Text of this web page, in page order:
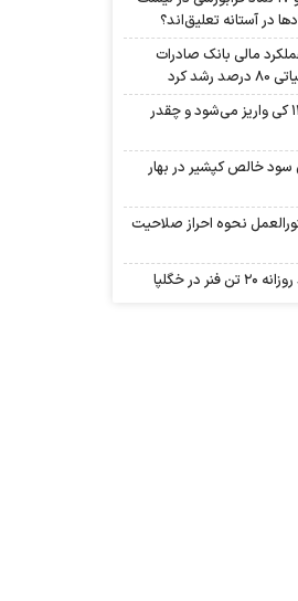
در آستانه تعلیق‌اند؟
مالی بانک صادرات
کرد
سود شبهرن ۱۴۰۵ کی واریز می‌شود و چقدر
سود خالص کپشیر در بهار
نحوه احراز صلاحیت
در خگلپا